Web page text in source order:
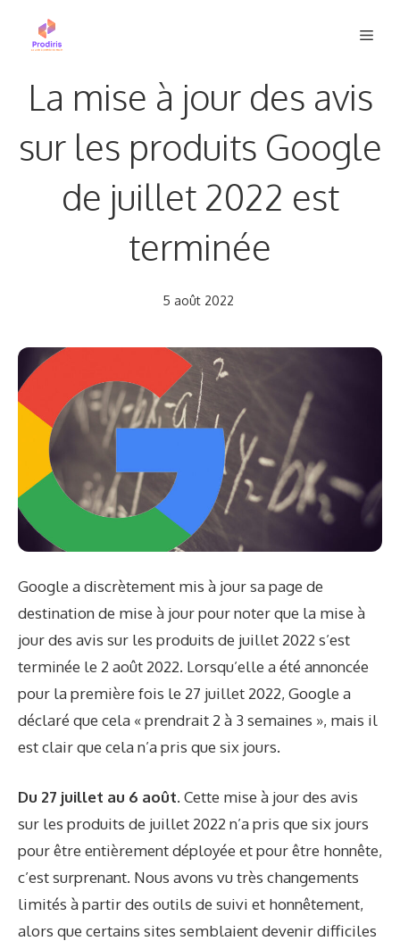
La mise à jour des avis
sur les produits Google
de juillet 2022 est
terminée
5 août 2022
Google a discrètement mis à jour sa page de
destination de mise à jour pournoterque la mise à
jour des avis sur les produits de juillet 2022 s’est
terminée le 2 août 2022. Lorsqu’elle a été annoncée
pour la première fois le 27 juillet 2022, Google a
déclaré que cela « prendrait 2 à 3 semaines », mais il
est clair que cela n’a pris que six jours.
Du 27 juillet au 6 août. Cette mise à jour des avis
sur les produits de juillet 2022 n’a pris que six jours
pour être entièrement déployée et pour être honnête,
c’est surprenant. Nous avons vu très changements
limités à partir des outils de suivi et honnêtement,
alors que certains sites semblaient devenir difficiles